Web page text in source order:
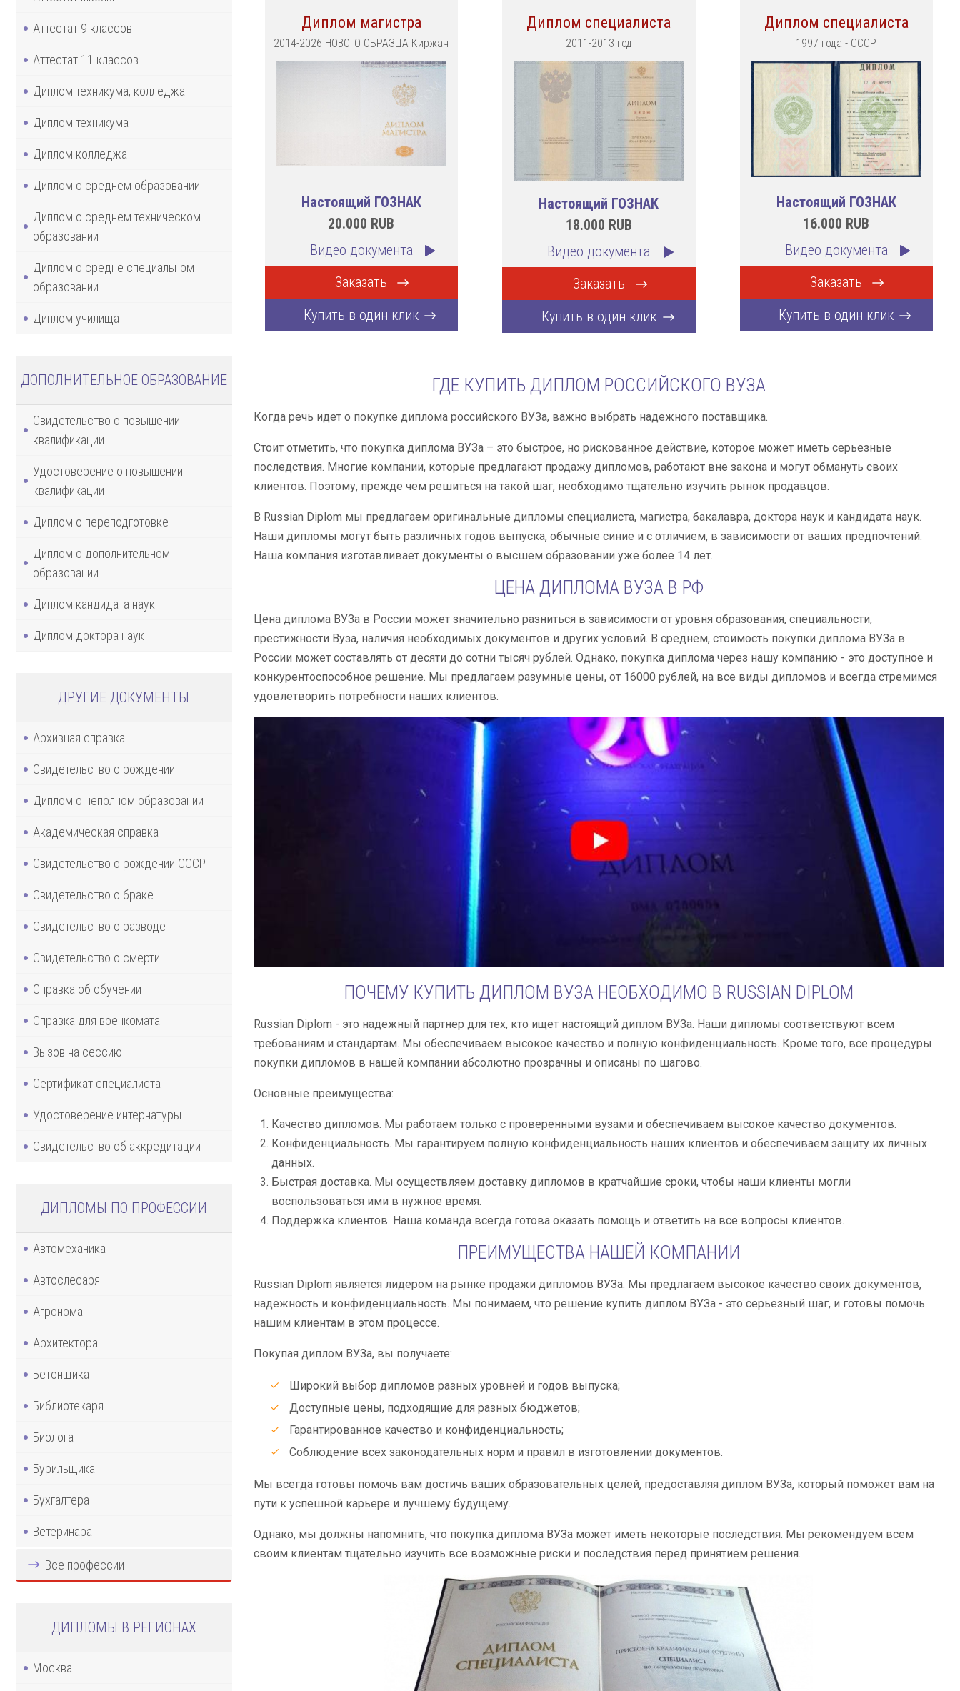
Аттестат 9 классов
Аттестат 11 классов
Диплом техникума, колледжа
Диплом техникума
Диплом колледжа
Диплом о среднем образовании
Диплом о среднем техническом
образовании
Диплом о средне специальном
образовании
Диплом училища
ДОПОЛНИТЕЛЬНОЕ ОБРАЗОВАНИЕ
Свидетельство о повышении
квалификации
Удостоверение о повышении
квалификации
Диплом о переподготовке
Диплом о дополнительном
образовании
Диплом кандидата наук
Диплом доктора наук
ДРУГИЕ ДОКУМЕНТЫ
Архивная справка
Свидетельство о рождении
Диплом о неполном образовании
Академическая справка
Свидетельство о рождении СССР
Свидетельство о браке
Свидетельство о разводе
Свидетельство о смерти
Справка об обучении
Справка для военкомата
Вызов на сессию
Сертификат специалиста
Удостоверение интернатуры
Свидетельство об аккредитации
ДИПЛОМЫ ПО ПРОФЕССИИ
Автомеханика
Автослесаря
Агронома
Архитектора
Бетонщика
Библиотекаря
Биолога
Бурильщика
Бухгалтера
Ветеринара
Все профессии
ДИПЛОМЫ В РЕГИОНАХ
Москва
Диплом магистра
2014-2026 НОВОГО ОБРАЗЦА Киржач
Настоящий ГОЗНАК
20.000 RUB
Видео документа
Заказать
Купить в один клик
Диплом специалиста
2011-2013 год
Настоящий ГОЗНАК
18.000 RUB
Видео документа
Заказать
Купить в один клик
Диплом специалиста
1997 года - СССР
Настоящий ГОЗНАК
16.000 RUB
Видео документа
Заказать
Купить в один клик
ГДЕ КУПИТЬ ДИПЛОМ РОССИЙСКОГО ВУЗА
Когда речь идет о покупке диплома российского ВУЗа, важно выбрать надежного поставщика.
Стоит отметить, что покупка диплома ВУЗа – это быстрое, но рискованное действие, которое может иметь серьезные
последствия. Многие компании, которые предлагают продажу дипломов, работают вне закона и могут обмануть своих
клиентов. Поэтому, прежде чем решиться на такой шаг, необходимо тщательно изучить рынок продавцов.
В Russian Diplom мы предлагаем оригинальные дипломы специалиста, магистра, бакалавра, доктора наук и кандидата наук.
Наши дипломы могут быть различных годов выпуска, обычные синие и с отличием, в зависимости от ваших предпочтений.
Наша компания изготавливает документы о высшем образовании уже более 14 лет.
ЦЕНА ДИПЛОМА ВУЗА В РФ
Цена диплома ВУЗа в России может значительно разниться в зависимости от уровня образования, специальности,
престижности Вуза, наличия необходимых документов и других условий. В среднем, стоимость покупки диплома ВУЗа в
России может составлять от десяти до сотни тысяч рублей. Однако, покупка диплома через нашу компанию - это доступное и
конкурентоспособное решение. Мы предлагаем разумные цены, от 16000 рублей, на все виды дипломов и всегда стремимся
удовлетворить потребности наших клиентов.
ПОЧЕМУ КУПИТЬ ДИПЛОМ ВУЗА НЕОБХОДИМО В RUSSIAN DIPLOM
Russian Diplom - это надежный партнер для тех, кто ищет настоящий диплом ВУЗа. Наши дипломы соответствуют всем
требованиям и стандартам. Мы обеспечиваем высокое качество и полную конфиденциальность. Кроме того, все процедуры
покупки дипломов в нашей компании абсолютно прозрачны и описаны по шагово.
Основные преимущества:
Качество дипломов. Мы работаем только с проверенными вузами и обеспечиваем высокое качество документов.
Конфиденциальность. Мы гарантируем полную конфиденциальность наших клиентов и обеспечиваем защиту их личных
данных.
Быстрая доставка. Мы осуществляем доставку дипломов в кратчайшие сроки, чтобы наши клиенты могли
воспользоваться ими в нужное время.
Поддержка клиентов. Наша команда всегда готова оказать помощь и ответить на все вопросы клиентов.
ПРЕИМУЩЕСТВА НАШЕЙ КОМПАНИИ
Russian Diplom является лидером на рынке продажи дипломов ВУЗа. Мы предлагаем высокое качество своих документов,
надежность и конфиденциальность. Мы понимаем, что решение купить диплом ВУЗа - это серьезный шаг, и готовы помочь
нашим клиентам в этом процессе.
Покупая диплом ВУЗа, вы получаете:
Широкий выбор дипломов разных уровней и годов выпуска;
Доступные цены, подходящие для разных бюджетов;
Гарантированное качество и конфиденциальность;
Соблюдение всех законодательных норм и правил в изготовлении документов.
Мы всегда готовы помочь вам достичь ваших образовательных целей, предоставляя диплом ВУЗа, который поможет вам на
пути к успешной карьере и лучшему будущему.
Однако, мы должны напомнить, что покупка диплома ВУЗа может иметь некоторые последствия. Мы рекомендуем всем
своим клиентам тщательно изучить все возможные риски и последствия перед принятием решения.